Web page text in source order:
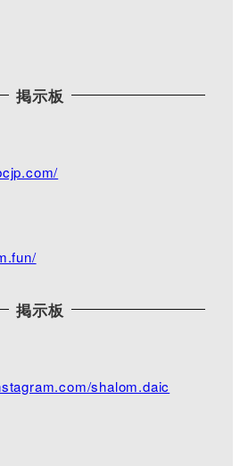
教会@WakimachiChurch
れ桜が少しずつ咲き始めました。
pages/category/Religious
掲示板
掲示板
shalom.daic